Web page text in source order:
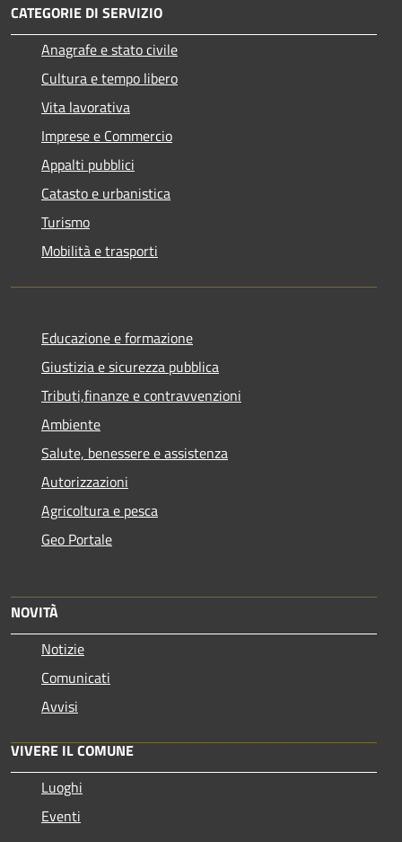
CATEGORIE DI SERVIZIO
Anagrafe e stato civile
Cultura e tempo libero
Vita lavorativa
Imprese e Commercio
Appalti pubblici
Catasto e urbanistica
Turismo
Mobilità e trasporti
Educazione e formazione
Giustizia e sicurezza pubblica
Tributi,finanze e contravvenzioni
Ambiente
Salute, benessere e assistenza
Autorizzazioni
Agricoltura e pesca
Geo Portale
NOVITÀ
Notizie
Comunicati
Avvisi
VIVERE IL COMUNE
Luoghi
Eventi